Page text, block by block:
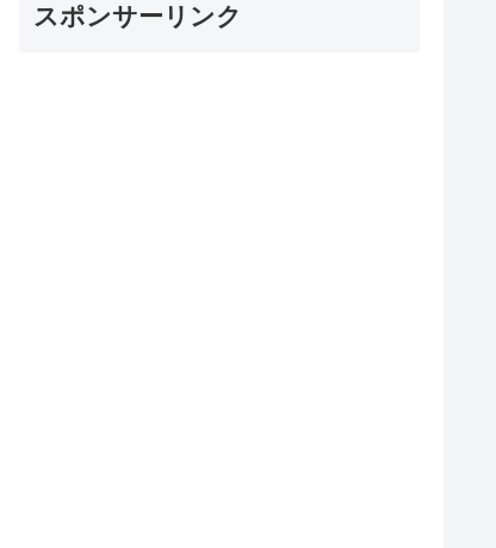
スポンサーリンク